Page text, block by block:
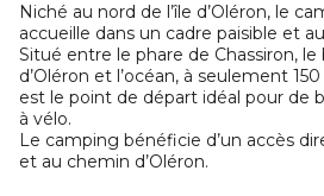
Niché au nord de l’île d’Oléron, le
accueille dans un cadre paisible et
Situé entre le phare de Chassiron,
d’Oléron et l’océan, à seulement
est le point de départ idéal pour de
à vélo.
Le camping bénéficie d’un accès
et au chemin d’Oléron.